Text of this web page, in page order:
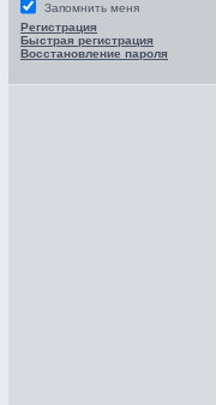
Запомнить меня
Регистрация
Быстрая регистрация
Восстановление пароля